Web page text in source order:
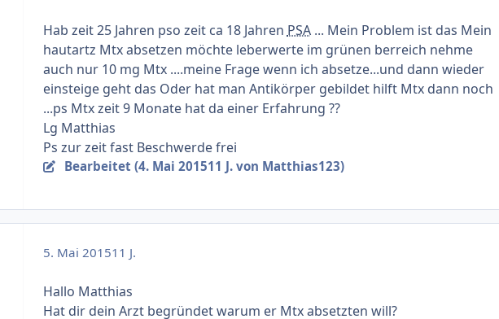
Hab zeit 25 Jahren pso zeit ca 18 Jahren PSA... Mein Problem ist das Mein
hautartz Mtx absetzen möchte leberwerte im grünen berreich nehme
auch nur 10 mg Mtx ....meine Frage wenn ich absetze...und dann wieder
einsteige geht das Oder hat man Antikörper gebildet hilft Mtx dann noch
...ps Mtx zeit 9 Monate hat da einer Erfahrung ??
Lg Matthias
Ps zur zeit fast Beschwerde frei
Bearbeitet (4. Mai 201511 J. von Matthias123)
5. Mai 201511 J.
Hallo Matthias
Hat dir dein Arzt begründet warum er Mtx absetzten will?